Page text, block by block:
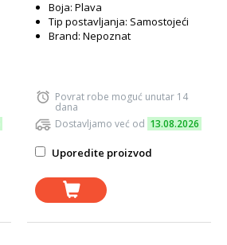
Boja: Plava
Tip postavljanja: Samostojeći
Brand: Nepoznat
Povrat robe moguć unutar 14
dana
Dostavljamo već od 13.08.2026
Uporedite proizvod